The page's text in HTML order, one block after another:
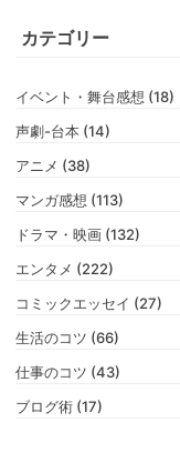
カテゴリー
イベント・舞台感想 (18)
声劇-台本 (14)
アニメ (38)
マンガ感想 (113)
ドラマ・映画 (132)
エンタメ (222)
コミックエッセイ (27)
生活のコツ (66)
仕事のコツ (43)
ブログ術 (17)